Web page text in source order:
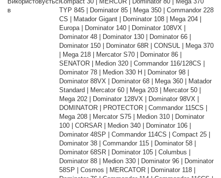
в
TYP 845 | Dominator 85 | Mega 350 | Commandor 228
CS | Matador Gigant | Dominator 108 | Mega 204 |
Europa | Dominator 140 | Dominator 108VX |
Dominator 48 | Dominator 130 | Dominator 66 |
Dominator 150 | Dominator 68R | CONSUL | Mega 370
| Mega 218 | Mercator S70 | Dominator 86 |
SENATOR | Medion 320 | Commandor 116/128CS |
Dominator 78 | Medion 330 H | Dominator 98 |
Dominator 88VX | Dominator 68 | Mega 360 | Matador
Standard | Mercator 60 | Mega 203 | Mercator 50 |
Mega 202 | Dominator 128VX | Dominator 98VX |
DOMINATOR | PROTECTOR | Commandor 115CS |
Mega 208 | Mercator S75 | Medion 310 | Dominator
100 | CORSAR | Medion 340 | Dominator 106 |
Dominator 48SP | Commandor 114CS | Compact 25 |
Dominator 38 | Commandor 115 | Dominator 58 |
Dominator 68SR | Dominator 105 | Columbus |
Dominator 88 | Medion 330 | Dominator 96 | Dominator
58SP | Cosmos | MERCATOR | Dominator 118 |